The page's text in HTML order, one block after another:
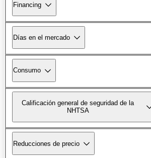
Financing
Días en el mercado
Consumo
Calificación general de seguridad de la
NHTSA
Reducciones de precio